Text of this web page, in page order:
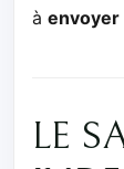
à envoyer
LE